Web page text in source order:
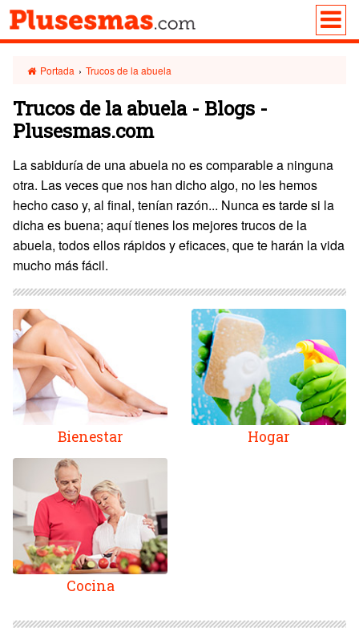
Portada › Trucos de la abuela
Trucos de la abuela - Blogs -
Plusesmas.com
La sabiduría de una abuela no es comparable a ninguna
otra. Las veces que nos han dicho algo, no les hemos
hecho caso y, al final, tenían razón... Nunca es tarde si la
dicha es buena; aquí tienes los mejores trucos de la
abuela, todos ellos rápidos y eficaces, que te harán la vida
mucho más fácil.
Bienestar Hogar
Cocina